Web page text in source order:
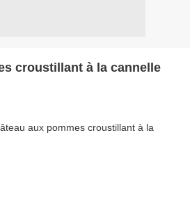
croustillant à la cannelle